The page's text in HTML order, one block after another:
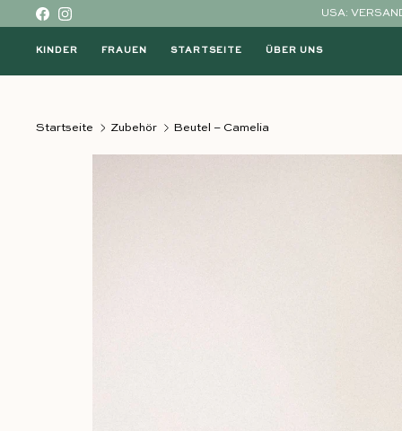
Direkt zum Inhalt
Facebook
Instagram USA:
KINDER FRAUEN STARTSEITE ÜBER UNS
Startseite Zubehör Beutel – Camelia